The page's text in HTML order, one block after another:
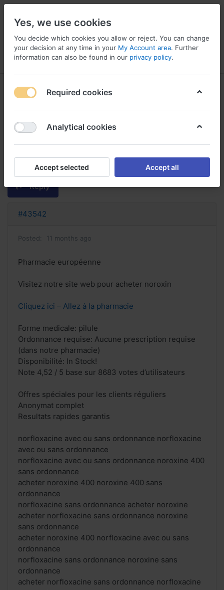
Menu Log in Compare Wishlist
noroxine 400 sans ordonnance
acheter norfloxacine sans
ordonnance
Reply
#43542
Posted: 11 months ago
Pharmacie européenne
Visitez notre site web pour acheter noroxin
Cliquez ici – Allez à la pharmacie
Forme medicale: pilule
Ordonnance requise: Aucune prescription requise
(dans notre pharmacie)
Disponibilité: In Stock!
Note 4,52 / 5 base sur 8683 votes d’utilisateurs
Offres spéciales pour les clients réguliers
Anonymat complet
Resultats rapides garantis
norfloxacine avec ou sans ordonnance norfloxacine
avec ou sans ordonnance
norfloxacine avec ou sans ordonnance noroxine 400
sans ordonnance
acheter noroxine 400 noroxine 400 sans
ordonnance
norfloxacine sans ordonnance acheter noroxine
acheter norfloxacine sans ordonnance noroxine
sans ordonnance
acheter noroxine 400 norfloxacine avec ou sans
ordonnance
norfloxacine sans ordonnance noroxine sans
ordonnance
acheter norfloxacine sans ordonnance norfloxacine
Yes, we use cookies
You decide which cookies you allow or reject. You can change
your decision at any time in your My Account area. Further
information can also be found in our privacy policy.
Required cookies
Analytical cookies
Accept selected Accept all